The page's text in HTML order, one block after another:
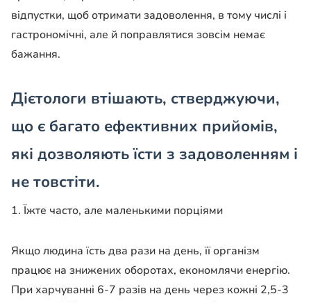
відпустки, щоб отримати задоволення, в тому числі і
гастрономічні, але й поправлятися зовсім немає
бажання.
Дієтологи втішають, стверджуючи,
що є багато ефективних прийомів,
які дозволяють їсти з задоволенням і
не товстіти.
1. Їжте часто, але маленькими порціями
Якщо людина їсть два рази на день, її організм
працює на знижених оборотах, економлячи енергію.
При харчуванні 6-7 разів на день через кожні 2,5-3